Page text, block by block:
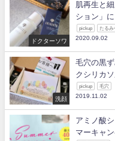
ドクターソワ
肌再生と
ション」
pickup たるみ
2020.09.02
洗顔
毛穴の黒
クシリカ
pickup 毛穴
2019.11.02
アミノ酸
マーキャ